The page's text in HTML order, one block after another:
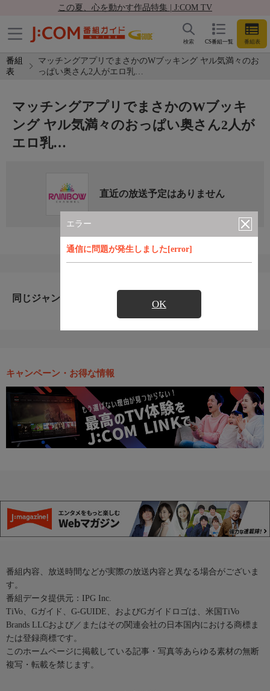
この夏、心を動かす作品特集 | J:COM TV
CS番組一覧 番組表
検索
番組
表
マッチングアプリでまさかのWブッキング ヤル気満々のお
っぱい奥さん2人がエロ乳…
エラー
通信に問題が発生しました[error]
OK
マッチングアプリでまさかのWブッキ
ング ヤル気満々のおっぱい奥さん2人が
エロ乳…
直近の放送予定はありません
同じジャンルのおすすめ番組
キャンペーン・お得な情報
番組内容、放送時間などが実際の放送内容と異なる場合がございま
す。
番組データ提供元：IPG Inc.
TiVo、Gガイド、G-GUIDE、およびGガイドロゴは、米国TiVo
Brands LLCおよび／またはその関連会社の日本国内における商標ま
たは登録商標です。
このホームページに掲載している記事・写真等あらゆる素材の無断
複写・転載を禁じます。